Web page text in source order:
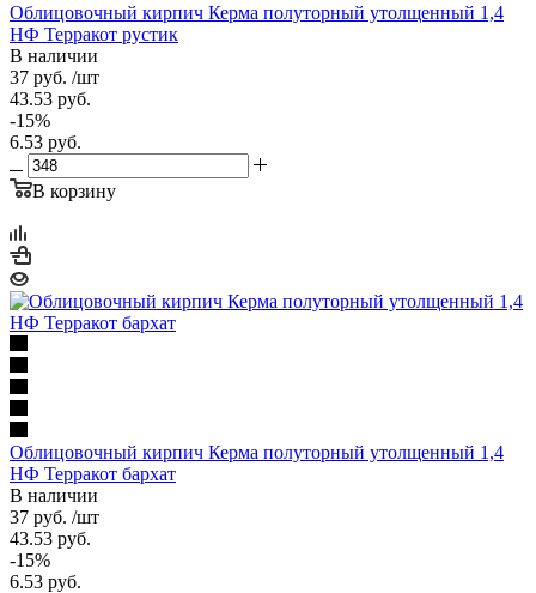
Облицовочный кирпич Керма полуторный утолщенный 1,4
НФ Терракот рустик
В наличии
37 руб. /шт
43.53 руб.
-15%
6.53 руб.
В корзину
Облицовочный кирпич Керма полуторный утолщенный 1,4
НФ Терракот бархат
В наличии
37 руб. /шт
43.53 руб.
-15%
6.53 руб.